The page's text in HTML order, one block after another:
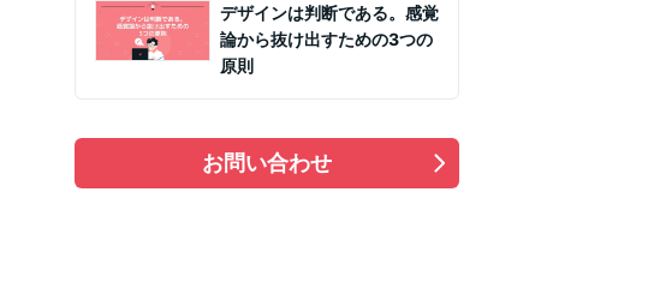
デザインは判断である。感覚
論から抜け出すための3つの
原則
お問い合わせ